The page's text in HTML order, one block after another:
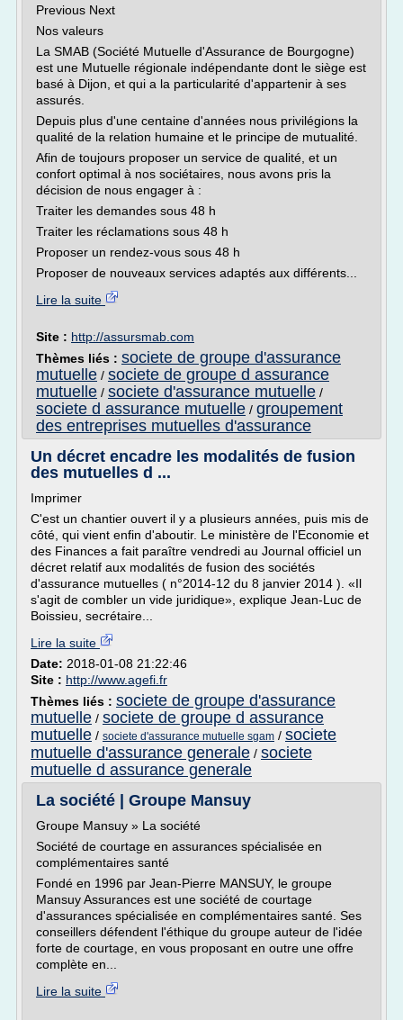
Previous Next
Nos valeurs
La SMAB (Société Mutuelle d'Assurance de Bourgogne)
est une Mutuelle régionale indépendante dont le siège est
basé à Dijon, et qui a la particularité d'appartenir à ses
assurés.
Depuis plus d'une centaine d'années nous privilégions la
qualité de la relation humaine et le principe de mutualité.
Afin de toujours proposer un service de qualité, et un
confort optimal à nos sociétaires, nous avons pris la
décision de nous engager à :
Traiter les demandes sous 48 h
Traiter les réclamations sous 48 h
Proposer un rendez-vous sous 48 h
Proposer de nouveaux services adaptés aux différents...
Lire la suite
Site : http://assursmab.com
Thèmes liés : societe de groupe d'assurance
mutuelle / societe de groupe d assurance
mutuelle / societe d'assurance mutuelle /
societe d assurance mutuelle / groupement
des entreprises mutuelles d'assurance
Un décret encadre les modalités de fusion
des mutuelles d ...
Imprimer
C'est un chantier ouvert il y a plusieurs années, puis mis de
côté, qui vient enfin d'aboutir. Le ministère de l'Economie et
des Finances a fait paraître vendredi au Journal officiel un
décret relatif aux modalités de fusion des sociétés
d'assurance mutuelles ( n°2014-12 du 8 janvier 2014 ). «Il
s'agit de combler un vide juridique», explique Jean-Luc de
Boissieu, secrétaire...
Lire la suite
Date: 2018-01-08 21:22:46
Site : http://www.agefi.fr
Thèmes liés : societe de groupe d'assurance
mutuelle / societe de groupe d assurance
mutuelle / societe d'assurance mutuelle sgam / societe
mutuelle d'assurance generale / societe
mutuelle d assurance generale
La société | Groupe Mansuy
Groupe Mansuy » La société
Société de courtage en assurances spécialisée en
complémentaires santé
Fondé en 1996 par Jean-Pierre MANSUY, le groupe
Mansuy Assurances est une société de courtage
d'assurances spécialisée en complémentaires santé. Ses
conseillers défendent l'éthique du groupe auteur de l'idée
forte de courtage, en vous proposant en outre une offre
complète en...
Lire la suite